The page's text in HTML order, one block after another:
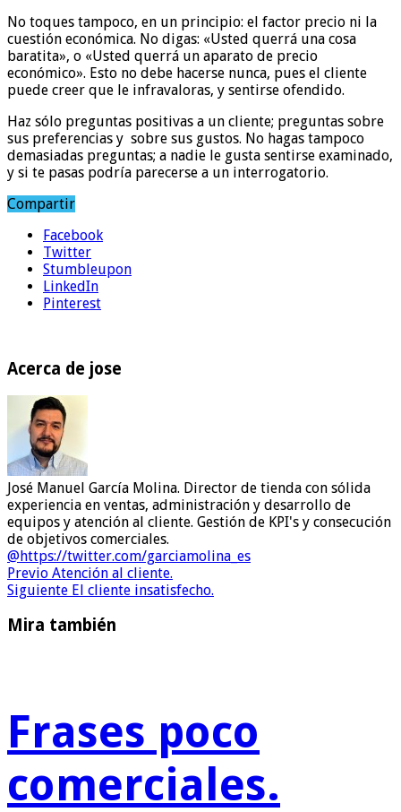
No toques tampoco, en un principio: el factor precio ni la
cuestión económica. No digas: «Usted querrá una cosa
baratita», o «Usted querrá un aparato de precio
económico». Esto no debe hacerse nunca, pues el cliente
puede creer que le infravaloras, y sentirse ofendido.
Haz sólo preguntas positivas a un cliente; preguntas sobre
sus preferencias y sobre sus gustos. No hagas tampoco
demasiadas preguntas; a nadie le gusta sentirse examinado,
y si te pasas podría parecerse a un interrogatorio.
Compartir
Facebook
Twitter
Stumbleupon
LinkedIn
Pinterest
Acerca de jose
José Manuel García Molina. Director de tienda con sólida
experiencia en ventas, administración y desarrollo de
equipos y atención al cliente. Gestión de KPI's y consecución
de objetivos comerciales.
@https://twitter.com/garciamolina_es
Previo Atención al cliente.
Siguiente El cliente insatisfecho.
Mira también
Frases poco
comerciales.